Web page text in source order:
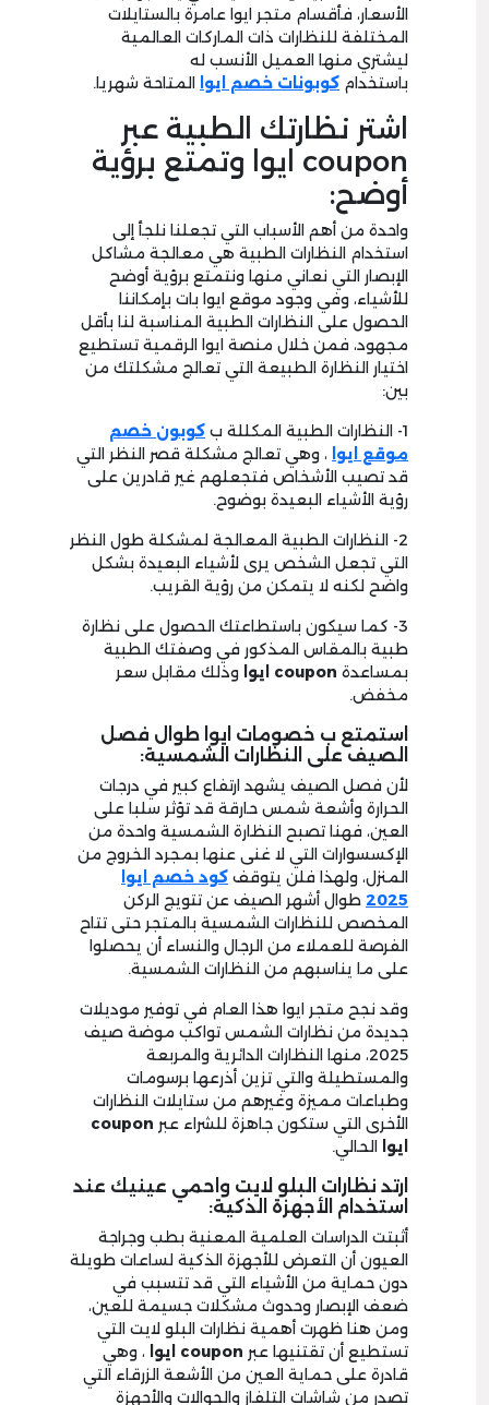
الأسعار، فأقسام متجر ايوا عامرة بالستايلات
المختلفة للنظارات ذات الماركات العالمية
ليشتري منها العميل الأنسب له
باستخدام كوبونات خصم ايوا المتاحة شهريا.
اشتر نظارتك الطبية عبر
coupon ايوا وتمتع برؤية
أوضح:
واحدة من أهم الأسباب التي تجعلنا نلجأ إلى
استخدام النظارات الطبية هي معالجة مشاكل
الإبصار التي نعاني منها ونتمتع برؤية أوضح
للأشياء، وفي وجود موقع ايوا بات بإمكاننا
الحصول على النظارات الطبية المناسبة لنا بأقل
مجهود، فمن خلال منصة ايوا الرقمية تستطيع
اختيار النظارة الطبيعة التي تعالج مشكلتك من
بين:
1- النظارات الطبية المكللة ب
كوبون خصم
موقع ايوا ، وهي تعالج مشكلة قصر النظر التي
قد تصيب الأشخاص فتجعلهم غير قادرين على
رؤية الأشياء البعيدة بوضوح.
2- النظارات الطبية المعالجة لمشكلة طول النظر
التي تجعل الشخص يرى لأشياء البعيدة بشكل
واضح لكنه لا يتمكن من رؤية القريب.
3- كما سيكون باستطاعتك الحصول على نظارة
طبية بالمقاس المذكور في وصفتك الطبية
بمساعدة coupon ايوا
وذلك مقابل سعر
مخفض.
استمتع ب خصومات ايوا طوال فصل
الصيف على النظارات الشمسية:
لأن فصل الصيف يشهد ارتفاع كبير في درجات
الحرارة وأشعة شمس حارقة قد تؤثر سلبا على
العين، فهنا تصبح النظارة الشمسية واحدة من
الإكسسوارات التي لا غنى عنها بمجرد الخروج من
المنزل، ولهذا فلن يتوقف كود خصم ايوا
2025 طوال أشهر الصيف عن تتويج الركن
المخصص للنظارات الشمسية بالمتجر حتى تتاح
الفرصة للعملاء من الرجال والنساء أن يحصلوا
على ما يناسبهم من النظارات الشمسية.
وقد نجح متجر ايوا هذا العام في توفير موديلات
جديدة من نظارات الشمس تواكب موضة صيف
2025، منها النظارات الدائرية والمربعة
والمستطيلة والتي تزين أذرعها برسومات
وطباعات مميزة وغيرهم من ستايلات النظارات
الأخرى التي ستكون جاهزة للشراء عبر coupon
ايوا الحالي.
ارتد نظارات البلو لايت واحمي عينيك عند
استخدام الأجهزة الذكية:
أثبتت الدراسات العلمية المعنية بطب وجراجة
العيون أن التعرض للأجهزة الذكية لساعات طويلة
دون حماية من الأشياء التي قد تتسبب في
ضعف الإبصار وحدوث مشكلات جسيمة للعين،
ومن هنا ظهرت أهمية نظارات البلو لايت التي
تستطيع أن تقتنيها عبر coupon ايوا
، وهي
قادرة على حماية العين من الأشعة الزرقاء التي
تصدر من شاشات التلفاز والجوالات والأجهزة